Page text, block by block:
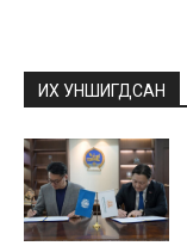
ИХ УНШИГДСАН